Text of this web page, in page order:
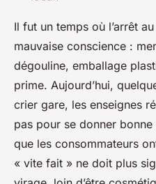
Il fut un temps où l’arrêt
mauvaise conscience :
dégouline, emballage
prime. Aujourd’hui,
crier gare, les enseignes
pas pour se donner
que les consommateurs
« vite fait » ne doit plus